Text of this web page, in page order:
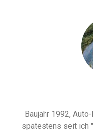
Baujahr 1992,
spätestens seit ich